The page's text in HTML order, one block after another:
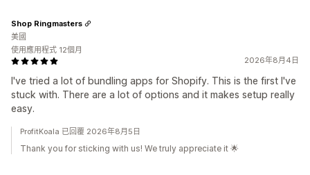
2026年8月4日
I've tried a lot of bundling apps for Shopify. This is the first I've
stuck with. There are a lot of options and it makes setup really
easy.
Shop Ringmasters
美國
使用應用程式 12個月
ProfitKoala 已回覆 2026年8月5日
Thank you for sticking with us! We truly appreciate it 🌟